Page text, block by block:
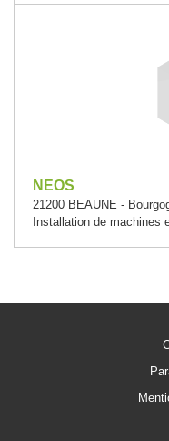
NEOS
21200 BEAUNE -
Installation de machines